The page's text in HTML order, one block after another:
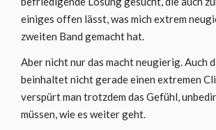
einiges offen lässt, was mich extrem
zweiten Band gemacht hat.
Aber nicht nur das macht neugierig. Auch
beinhaltet nicht gerade einen extremen
verspürt man trotzdem das Gefühl,
müssen, wie es weiter geht.